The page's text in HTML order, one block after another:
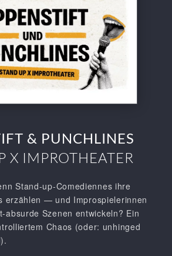
& PUNCHLINES
X IMPROTHEATER
Stand-up-Comediennes ihre
erzählen — und Improspielerinnen
absurde Szenen entwickeln? Ein
Chaos (oder: unhinged